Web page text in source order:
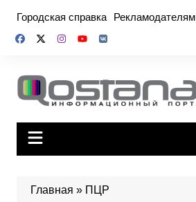
содержимому
Городская справка Рекламодателям
Главная » ПЦР